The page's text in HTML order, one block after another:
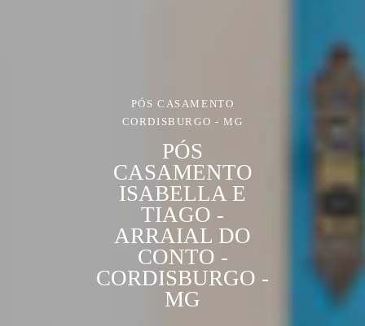
PÓS CASAMENTO
CORDISBURGO - MG
PÓS
CASAMENTO
ISABELLA E
TIAGO -
ARRAIAL DO
CONTO -
CORDISBURGO -
MG